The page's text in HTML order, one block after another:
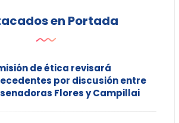
en Portada
de ética revisará
por discusión entre
Flores y Campillai